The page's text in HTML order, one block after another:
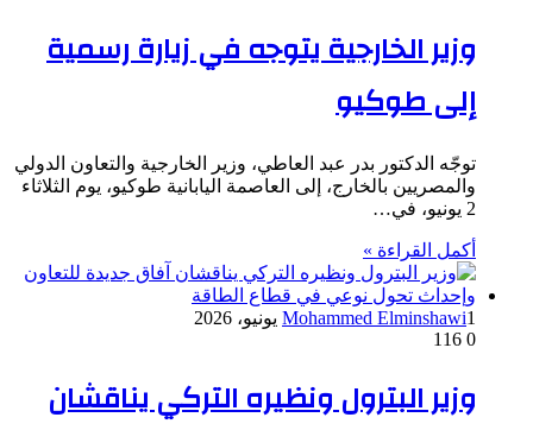
وزير الخارجية يتوجه في زيارة رسمية
إلى طوكيو
توجّه الدكتور بدر عبد العاطي، وزير الخارجية والتعاون الدولي
والمصريين بالخارج، إلى العاصمة اليابانية طوكيو، يوم الثلاثاء
2 يونيو، في…
أكمل القراءة »
Mohammed Elminshawi1 يونيو، 2026
0
وزير البترول ونظيره التركي يناقشان